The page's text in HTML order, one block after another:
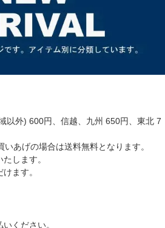
以外) 600円、信越、九州 650円、東北 7
いあげの場合は送料無料となります。
します。
ます。
ください。